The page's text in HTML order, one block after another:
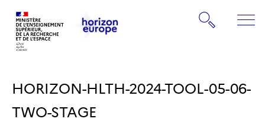
la
d'accueil
page
Rechercher
IDENTIFIANT
DU
HORIZON-HLTH-2024-TOOL-05-06-
TWO-STAGE